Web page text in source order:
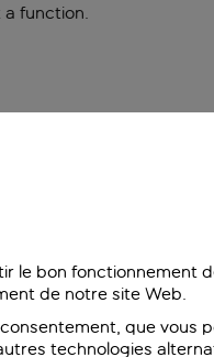
a function.
le bon fonctionnement
de notre site Web.
que vous
technologies